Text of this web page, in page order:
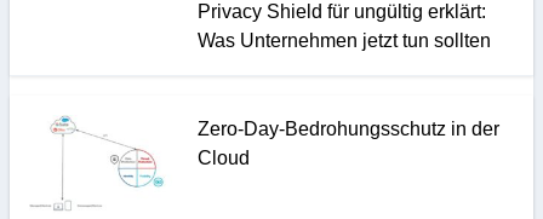
Privacy Shield für ungültig erklärt:
Was Unternehmen jetzt tun sollten
Zero-Day-Bedrohungsschutz in der
Cloud